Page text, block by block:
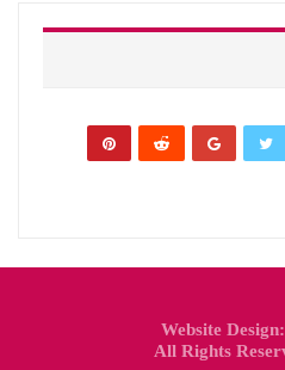
Website Design: